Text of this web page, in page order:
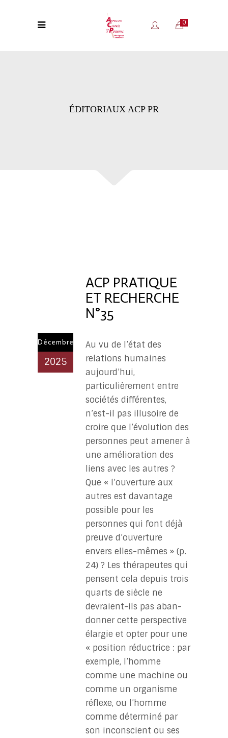
0
ÉDITORIAUX ACP PR
PR
ACP PRATIQUE
ET RECHERCHE
N°35
Décembre
2025
Au vu de l’état des
relations humaines
aujourd’hui,
particulièrement entre
sociétés différentes,
n’est-il pas illusoire de
croire que l’évolution des
personnes peut amener à
une amélioration des
liens avec les autres ?
Que « l’ouverture aux
autres est davantage
possible pour les
personnes qui font déjà
preuve d’ouverture
envers elles-mêmes » (p.
24) ? Les thérapeutes qui
pensent cela depuis trois
quarts de siècle ne
devraient-ils pas aban-
donner cette perspective
élargie et opter pour une
« position réductrice : par
exemple, l’homme
comme une machine ou
comme un organisme
réflexe, ou l’homme
comme déterminé par
son inconscient ou ses